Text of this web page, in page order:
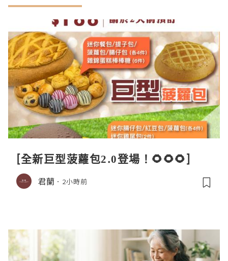
[全新巨型菠蘿包2.0登場！🌻🌻🌻]
君蘭 2小時前